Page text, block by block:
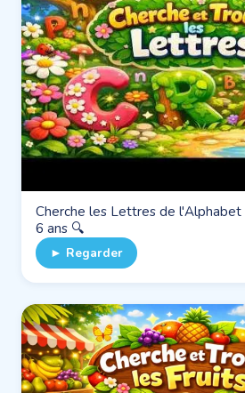
Cherche les Lettres de
6 ans 🔍
► Regarder